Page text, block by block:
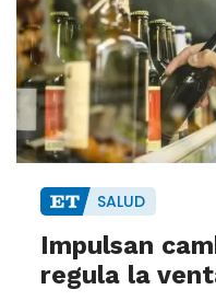
SALUD
Impulsan
regula la